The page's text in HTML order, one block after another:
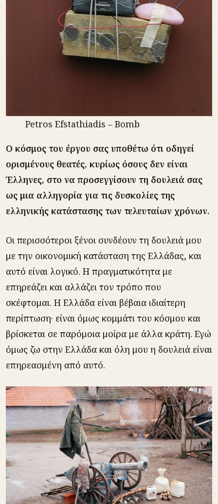
Petros Efstathiadis – Bomb
Ο κόσμος του έργου σας υποθέτω ότι οδηγεί
ορισμένους θεατές, κυρίως όσους δεν είναι
Έλληνες, στο να προσεγγίσουν τη δουλειά σας
ως μια αλληγορία για τις δυσκολίες της
ελληνικής κατάστασης των τελευταίων χρόνων.
Οι περισσότεροι ξένοι συνδέουν τη δουλειά μου
με την οικονομική κατάσταση της Ελλάδας, και
αυτό είναι λογικό. Η πραγματικότητα με
επηρεάζει και αλλάζει τον τρόπο που
σκέφτομαι. Η Ελλάδα είναι βέβαια ιδιαίτερη
περίπτωση· είναι όμως κομμάτι του κόσμου και
βρίσκεται σε παρόμοια μοίρα με άλλα κράτη. Εγώ
όμως ζω στην Ελλάδα και όλη μου η δουλειά είναι
επηρεασμένη από αυτό.